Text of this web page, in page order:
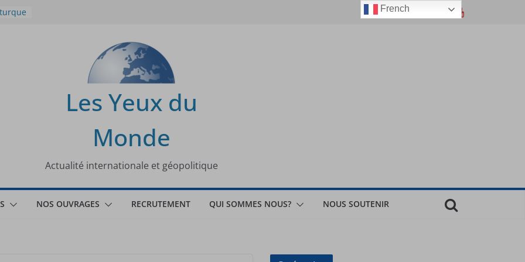
Les Yeux du
Monde
Actualité internationale et géopolitique
NOS OUVRAGES RECRUTEMENT QUI SOMMES NOUS? NOUS SOUTENIR
French